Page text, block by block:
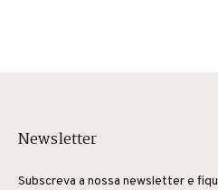
Newsletter
Subscreva a nossa newsletter e